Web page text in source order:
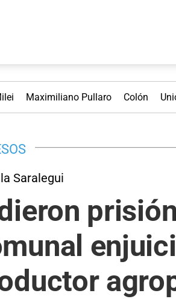
Maximiliano Pullaro Colón
Saralegui